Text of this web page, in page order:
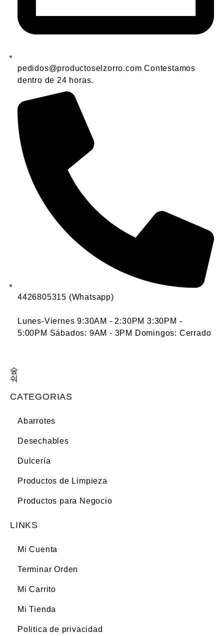
pedidos@productoselzorro.com Contestamos
dentro de 24 horas.
4426805315 (Whatsapp)
Lunes-Viernes 9:30AM - 2:30PM 3:30PM -
5:00PM Sábados: 9AM - 3PM Domingos: Cerrado
CATEGORIAS
Abarrotes
Desechables
Dulcería
Productos de Limpieza
Productos para Negocio
LINKS
Mi Cuenta
Terminar Orden
Mi Carrito
Mi Tienda
Politica de privacidad